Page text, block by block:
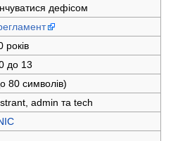
дефісом
років
до 13
80 символів)
admin та tech